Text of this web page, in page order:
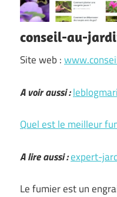
conseil-au-
Site web :
A voir aussi :
Quel est le meilleur
A lire aussi :expert-
Le fumier est un